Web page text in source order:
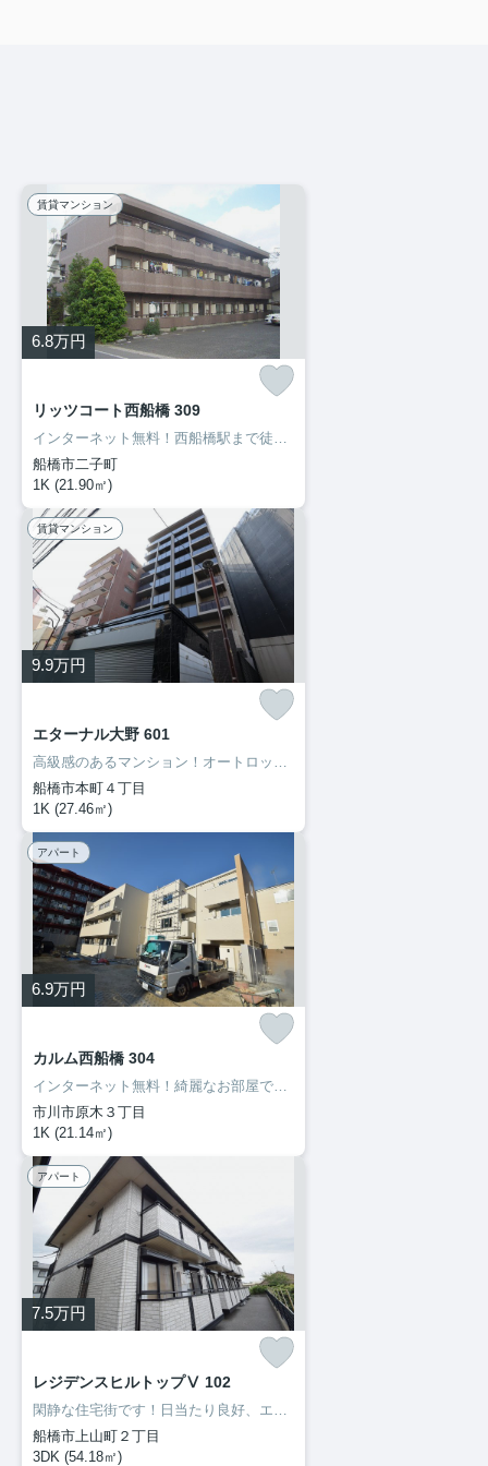
賃貸マンション
6.8万円
リッツコート西船橋 309
インターネット無料！西船橋駅まで徒歩9分！
船橋市二子町
1K (21.90㎡)
賃貸マンション
9.9万円
エターナル大野 601
高級感のあるマンション！オートロックにネット無料、設備豊富！
船橋市本町４丁目
1K (27.46㎡)
アパート
6.9万円
カルム西船橋 304
インターネット無料！綺麗なお部屋で新生活を！
市川市原木３丁目
1K (21.14㎡)
アパート
7.5万円
レジデンスヒルトップⅤ 102
閑静な住宅街です！日当たり良好、エアコン付です★
船橋市上山町２丁目
3DK (54.18㎡)